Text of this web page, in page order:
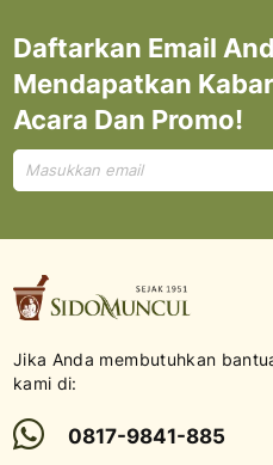
Daftarkan Email
Mendapatkan
Acara Dan Promo!
Mendaftar
untuk
Jika Anda membutuhkan
kami di:
0817-9841-885